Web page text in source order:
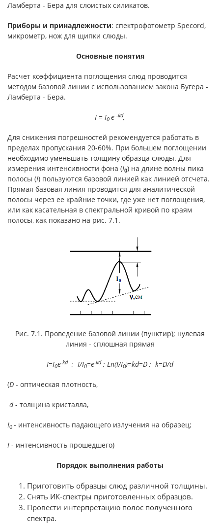
Ламберта - Бера для слоистых силикатов.
Приборы и принадлежности: спектрофотометр Specord,
микрометр, нож для щипки слюды.
Основные понятия
Расчет коэффициента поглощения слюд проводится
методом базовой линии с использованием закона Бугера -
Ламберта - Бера.
I = I0 e -kd,
Для снижения погрешностей рекомендуется работать в
пределах пропускания 20-60%. При большем поглощении
необходимо уменьшать толщину образца слюды. Для
измерения интенсивности фона (I0) на длине волны пика
полосы (I) пользуются базовой линией как линией отсчета.
Прямая базовая линия проводится для аналитической
полосы через ее крайние точки, где уже нет поглощения,
или как касательная в спектральной кривой по краям
полосы, как показано на рис. 7.1.
Рис. 7.1. Проведение базовой линии (пунктир); нулевая
линия - сплошная прямая
I=I0e-kd; I/I0=e-kd; Ln(I/I0)=kd=D ; k=D/d
(D - оптическая плотность,
d- толщина кристалла,
I0 - интенсивность падающего излучения на образец;
I - интенсивность прошедшего)
Порядок выполнения работы
Приготовить образцы слюд различной толщины.
Снять ИК-спектры приготовленных образцов.
Провести интерпретацию полос полученного
спектра.